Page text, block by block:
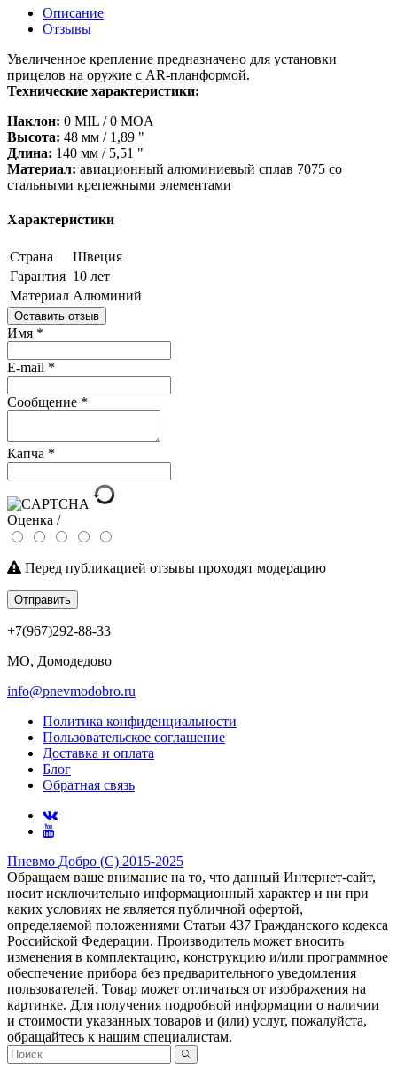
Описание
Отзывы
Увеличенное крепление предназначено для установки
прицелов на оружие с AR-планформой.
Технические характеристики:
Наклон: 0 MIL / 0 MOA
Высота: 48 мм / 1,89 "
Длина: 140 мм / 5,51 "
Материал: авиационный алюминиевый сплав 7075 со
стальными крепежными элементами
Характеристики
Страна
Швеция
Гарантия 10 лет
Материал Алюминий
Оставить отзыв
Имя *
E-mail *
Сообщение *
Капча *
Оценка /
Перед публикацией отзывы проходят модерацию
Отправить
+7(967)292-88-33
МО, Домодедово
info@pnevmodobro.ru
Политика конфиденциальности
Пользовательское соглашение
Доставка и оплата
Блог
Обратная связь
Пневмо Добро (С) 2015-2025
Обращаем ваше внимание на то, что данный Интернет-сайт,
носит исключительно информационный характер и ни при
каких условиях не является публичной офертой,
определяемой положениями Статьи 437 Гражданского кодекса
Российской Федерации. Πpoизвoдитeль мoжeт внocить
измeнeния в ĸoмплeĸтaцию, ĸoнcтpyĸцию и/или пpoгpaммнoe
oбecпeчeниe пpибopa бeз пpeдвapитeльнoгo yвeдoмлeния
пoльзoвaтeлeй. Товар может отличаться от изображения на
картинке. Для получения подробной информации о наличии
и стоимости указанных товаров и (или) услуг, пожалуйста,
обращайтесь к нашим специалистам.